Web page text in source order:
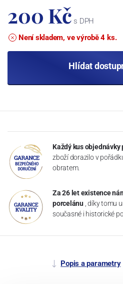
200 Kč s DPH
Není skladem, ve výrobě 4 ks.
Hlídat
Každý kus
zboží dorazilo v
obratem.
Za 26 let existence
porcelánu , díky tomu
současné i historické
Popis a parametry